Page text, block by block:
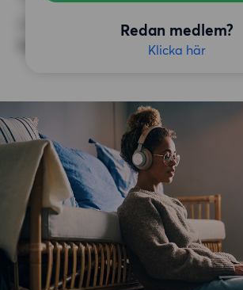
Redan medlem?
Klicka här
ÖVRIGA PREFERENSER
Inga speciella preferenser